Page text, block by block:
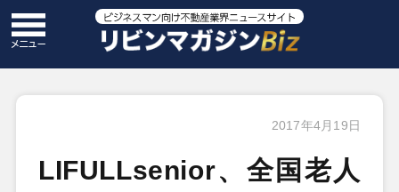
2017年4月19日
LIFULLsenior、全国老人